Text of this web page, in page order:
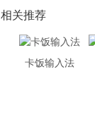
相关推荐
卡饭输入法